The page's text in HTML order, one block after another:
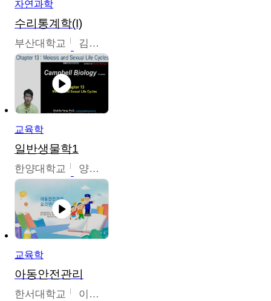
자연과학
수리통계학(I)
부산대학교 김충락
교육학
일반생물학1
한양대학교 양철수
교육학
아동안전관리
한서대학교 이태연